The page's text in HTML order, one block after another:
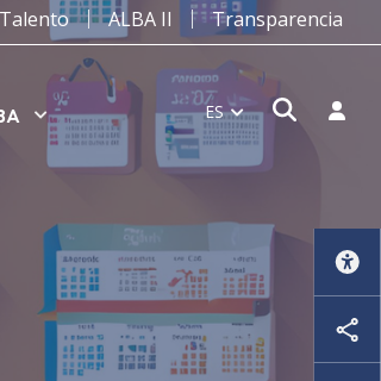
Talento ALBA II Transparencia
ES Abrir